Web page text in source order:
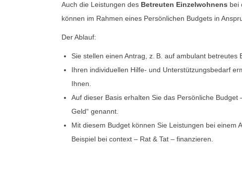
Auch die Leistungen des Betreuten Einzelwohnens bei
können im Rahmen eines Persönlichen Budgets in
Der Ablauf:
Sie stellen einen Antrag, z. B. auf ambulant betreutes
Ihren individuellen Hilfe- und Unterstützungsbedarf
Ihnen.
Auf dieser Basis erhalten Sie das Persönliche Budget
Geld“ genannt.
Mit diesem Budget können Sie Leistungen bei einem
Beispiel bei context – Rat & Tat – finanzieren.